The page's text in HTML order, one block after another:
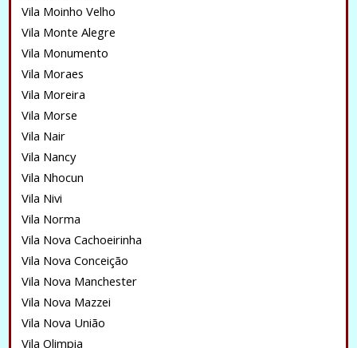
Vila Moinho Velho
Vila Monte Alegre
Vila Monumento
Vila Moraes
Vila Moreira
Vila Morse
Vila Nair
Vila Nancy
Vila Nhocun
Vila Nivi
Vila Norma
Vila Nova Cachoeirinha
Vila Nova Conceição
Vila Nova Manchester
Vila Nova Mazzei
Vila Nova União
Vila Olimpia